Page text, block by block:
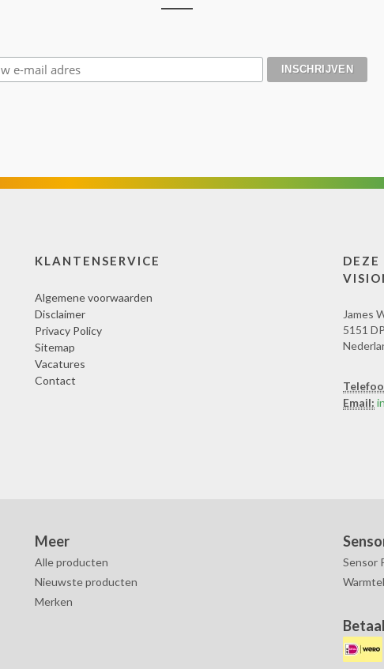
KLANTENSERVICE
Algemene voorwaarden
Disclaimer
Privacy Policy
Sitemap
Vacatures
Contact
DEZE
James
5151
Email:
Meer
Alle producten
Nieuwste producten
Merken
Sensor